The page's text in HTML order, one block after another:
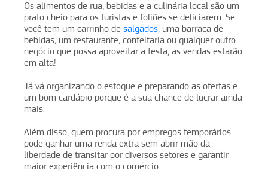
Os alimentos de rua, bebidas e a culinária local são um
prato cheio para os turistas e foliões se deliciarem. Se
você tem um carrinho de salgados, uma barraca de
bebidas, um restaurante, confeitaria ou qualquer outro
negócio que possa aproveitar a festa, as vendas estarão
em alta!
Já vá organizando o estoque e preparando as ofertas e
um bom cardápio porque é a sua chance de lucrar ainda
mais.
Além disso, quem procura por empregos temporários
pode ganhar uma renda extra sem abrir mão da
liberdade de transitar por diversos setores e garantir
maior experiência com o comércio.